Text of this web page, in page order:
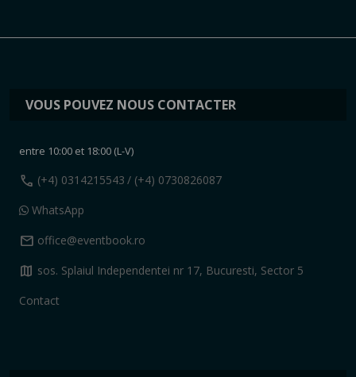
VOUS POUVEZ NOUS CONTACTER
entre 10:00 et 18:00 (L-V)
call (+4) 0314215543 / (+4) 0730826087
WhatsApp
mail office@eventbook.ro
map sos. Splaiul Independentei nr 17, Bucuresti, Sector 5
Contact